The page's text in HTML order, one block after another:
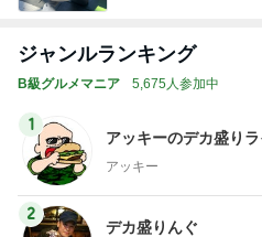
ジャンルランキング
B級グルメマニア 5,675人参加中
1
アッキーのデカ盛り
アッキー
2
デカ盛りんぐ